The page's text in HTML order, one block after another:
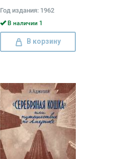
Год издания: 1962
В наличии 1
В корзину